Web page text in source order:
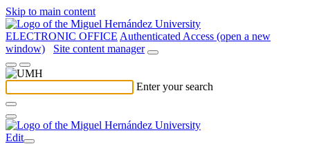
Skip to main content
ELECTRONIC OFFICE Authenticated Access (open a new
window)
Site content manager
Enter your search
Edit